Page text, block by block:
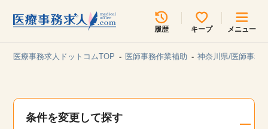
履歴 キープ メニュー
医療事務求人ドットコムTOP 医師事務作業補助 神奈川県/医師事務
条件を変更して探す
所在地のエリアを選択してください
各支店担当よりご連絡させていただきます。
関東